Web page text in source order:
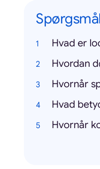
Hvad er
Hvordan
Hvornår
Hvad
Hvornår